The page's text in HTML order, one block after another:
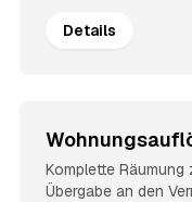
Details
Komplette Räumung
Übergabe an den